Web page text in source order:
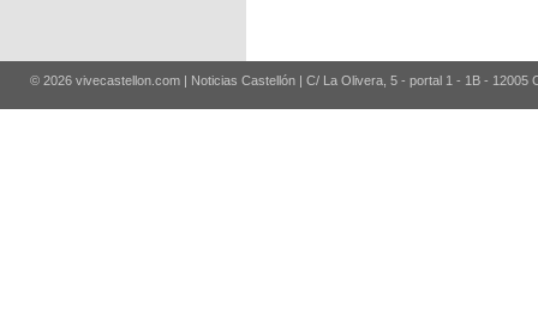
© 2026 vivecastellon.com | Noticias Castellón | C/ La Olivera, 5 - portal 1 - 1B - 12005